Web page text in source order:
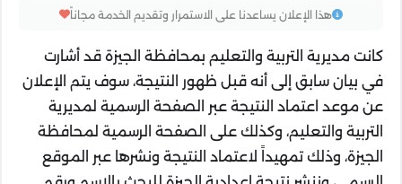
هذا الإعلان يساعدنا على الاستمرار وتقديم الخدمة مجاناً
كانت مديرية التربية والتعليم بمحافظة الجيزة قد أشارت
في بيان سابق إلى أنه قبل ظهور النتيجة، سوف يتم الإعلان
عن موعد اعتماد النتيجة عبر الصفحة الرسمية لمديرية
التربية والتعليم، وكذلك على الصفحة الرسمية لمحافظة
الجيزة، وذلك تمهيداً لاعتماد النتيجة ونشرها عبر الموقع